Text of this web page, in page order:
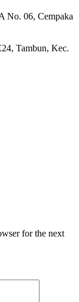
No. 06, Cempaka
Tambun, Kec.
for the next